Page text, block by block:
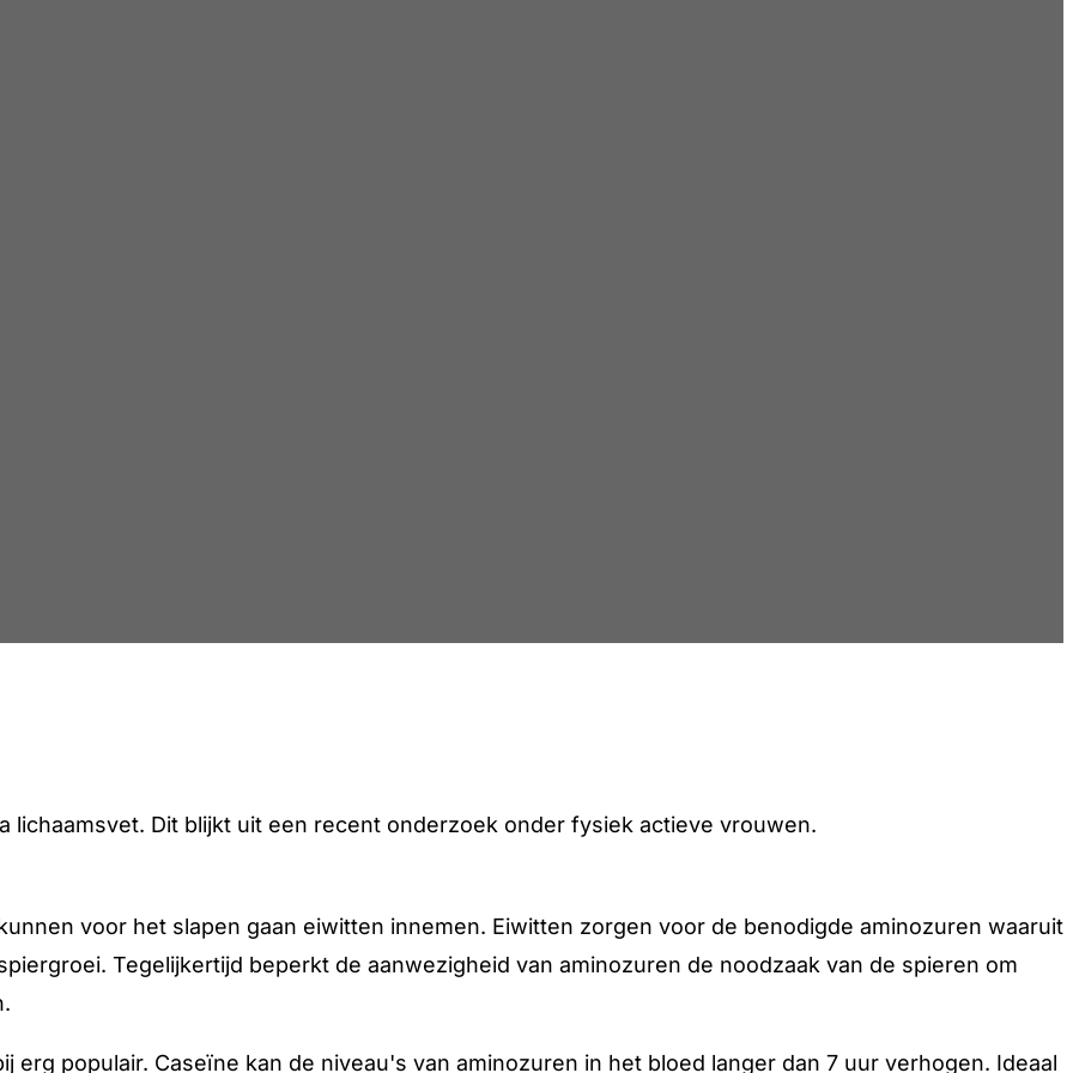
lichaamsvet. Dit blijkt uit een recent onderzoek onder fysiek actieve vrouwen.
voor het slapen gaan eiwitten innemen. Eiwitten zorgen voor de benodigde aminozuren waaruit
Tegelijkertijd beperkt de aanwezigheid van aminozuren de noodzaak van de spieren om
erg populair. Caseïne kan de niveau's van aminozuren in het bloed langer dan 7 uur verhogen. Ideaal